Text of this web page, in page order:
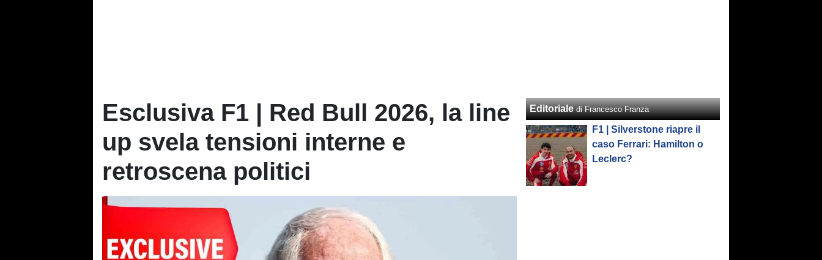
Esclusiva F1 | Red Bull 2026, la line
up svela tensioni interne e
retroscena politici
Editoriale di Francesco Franza
F1 | Silverstone riapre il
caso Ferrari: Hamilton o
Leclerc?